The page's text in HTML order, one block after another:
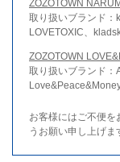
ZOZOTOWN
取り扱いブランド：
LOVETOXIC、
ZOZOTOWN
取り扱いブランド：
お客様にはご不便を
うお願い申し上げま